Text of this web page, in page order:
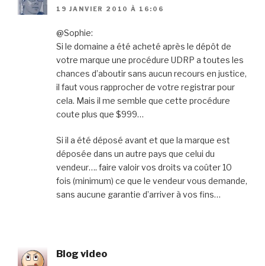
19 JANVIER 2010 À 16:06
@Sophie:
Si le domaine a été acheté après le dépôt de
votre marque une procédure UDRP a toutes les
chances d’aboutir sans aucun recours en justice,
il faut vous rapprocher de votre registrar pour
cela. Mais il me semble que cette procédure
coute plus que $999…
Si il a été déposé avant et que la marque est
déposée dans un autre pays que celui du
vendeur…. faire valoir vos droits va coûter 10
fois (minimum) ce que le vendeur vous demande,
sans aucune garantie d’arriver à vos fins…
Blog video